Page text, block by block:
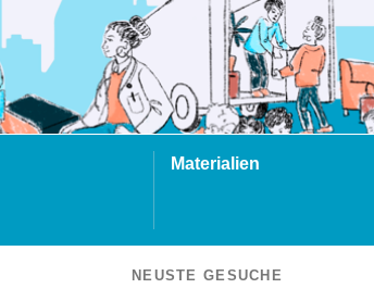
Materialien
NEUSTE GESUCHE